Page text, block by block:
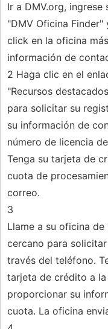
Ir a DMV.org,
"DMV Oficina
click en la oficina
información de
2 Haga clic en el
"Recursos
para solicitar su
su información de
número de licencia
Tenga su tarjeta de
cuota de
correo.
3
Llame a su oficina
cercano para
través del teléfono.
tarjeta de crédito a
proporcionar su
cuota. La oficina